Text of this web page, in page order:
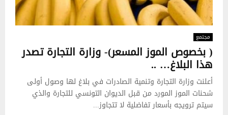
مجتمع
( بخصوص الموز المسعر)- وزارة التجارة تصدر
هذا البلاغ… ..
أعلنت وزارة التجارة وتنمية الصادرات في بلاغ لها وصول أولى
شحنات الموز المورد من قبل الديوان التونسي للتجارة والذي
سيتم ترويجه بأسعار تفاضلية لا تتجاوز...